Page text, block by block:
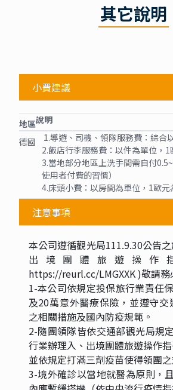
其它說明
小費建議
地區說明
德國
1.導遊、司機、領隊服務費：綜合
2.飯店行李服務費：以件為單位，1
3.當地部分地區上洗手間需自付
使用者付費的習慣）
4.床頭小費：以房間為單位，1歐元
注意事項
本公司遵循觀光局111.9.30公告之
出境團體旅遊操作
https://reurl.cc/LMGXXK )敬請務
1-本公司依規定投保旅行業責任
及20萬意外醫療保險，並遵守交
之相關措施及國內防疫規範。
2-隨團領隊皆依交通部觀光局規
行業辦理入、出境團體旅遊操作
並依規定打滿三劑疫苗使得領團之
3-境外確診以當地就醫為原則，